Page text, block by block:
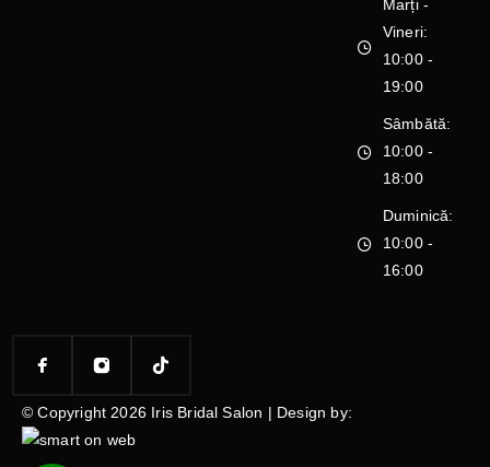
Marți -
Vineri:
10:00 -
19:00
Sâmbătă:
10:00 -
18:00
Duminică:
10:00 -
16:00
© Copyright 2026 Iris Bridal Salon | Design by: